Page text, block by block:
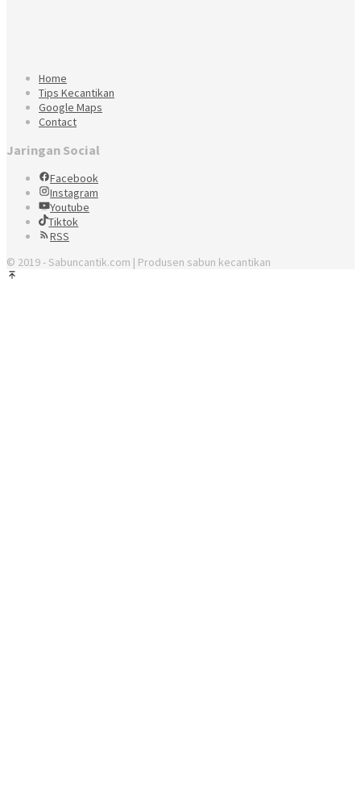
Home
Tips Kecantikan
Google Maps
Contact
Jaringan Social
Facebook
Instagram
Youtube
Tiktok
RSS
© 2019 - Sabuncantik.com | Produsen sabun kecantikan